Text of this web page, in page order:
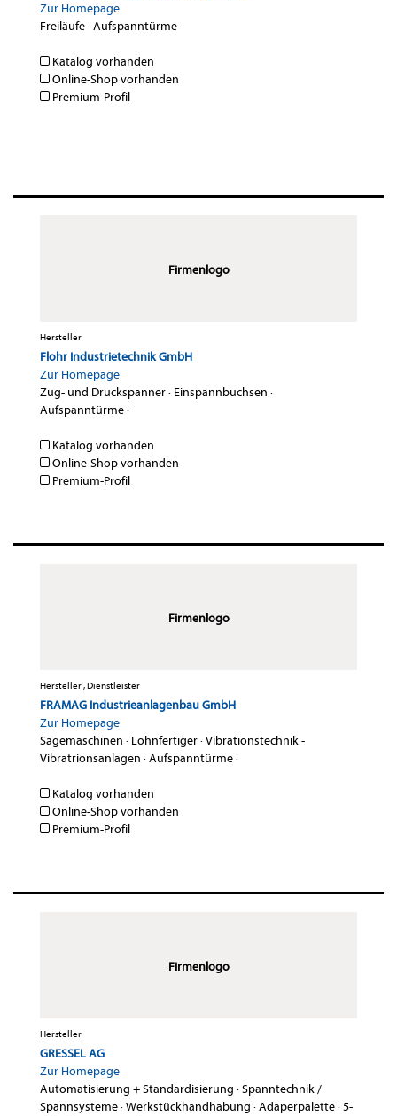
Zur Homepage
Freiläufe·Aufspanntürme·
Katalog vorhanden
Online-Shop vorhanden
Premium-Profil
Firmenlogo
Hersteller
Flohr Industrietechnik GmbH
Zur Homepage
Zug- und Druckspanner· Einspannbuchsen ·
Aufspanntürme·
Katalog vorhanden
Online-Shop vorhanden
Premium-Profil
Firmenlogo
Hersteller , Dienstleister
FRAMAG Industrieanlagenbau GmbH
Zur Homepage
Sägemaschinen · Lohnfertiger·Vibrationstechnik -
Vibratrionsanlagen ·Aufspanntürme·
Katalog vorhanden
Online-Shop vorhanden
Premium-Profil
Firmenlogo
Hersteller
GRESSEL AG
Zur Homepage
Automatisierung + Standardisierung ·Spanntechnik /
Spannsysteme·Werkstückhandhabung ·Adaperpalette·5-